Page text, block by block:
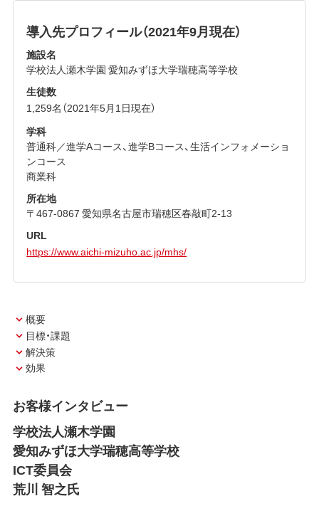
導入先プロフィール（2021年9月現在）
施設名
学校法人瀬木学園 愛知みずほ大学瑞穂高等学校
生徒数
1,259名（2021年5月1日現在）
学科
普通科／進学Aコース、進学Bコース、生活インフォメーショ
ンコース
商業科
所在地
〒467-0867 愛知県名古屋市瑞穂区春敲町2-13
URL
https://www.aichi-mizuho.ac.jp/mhs/
概要
目標・課題
解決策
効果
お客様インタビュー
学校法人瀬木学園
愛知みずほ大学瑞穂高等学校
ICT委員会
荒川 智之氏